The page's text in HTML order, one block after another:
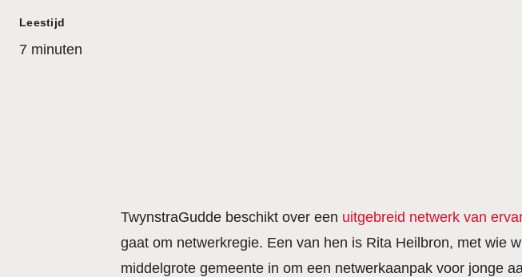
Leestijd
7 minuten
TwynstraGudde beschikt over een uitgebreid netwerk van
gaat om netwerkregie. Een van hen is Rita Heilbron, met wie
middelgrote gemeente in om een netwerkaanpak voor jonge